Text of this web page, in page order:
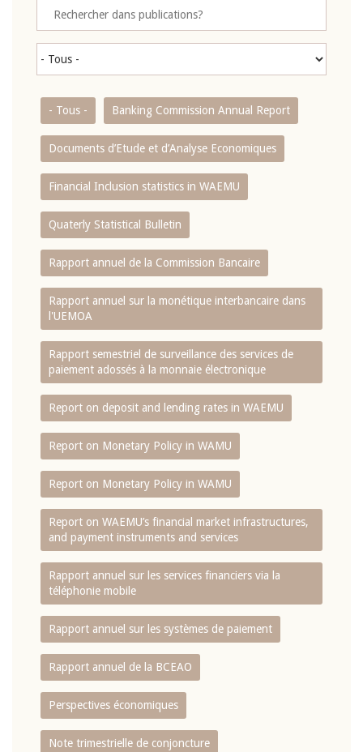
- Tous - Banking Commission Annual Report
Documents d’Etude et d’Analyse Economiques
Financial Inclusion statistics in WAEMU
Quaterly Statistical Bulletin
Rapport annuel de la Commission Bancaire
Rapport annuel sur la monétique interbancaire dans
l'UEMOA
Rapport semestriel de surveillance des services de
paiement adossés à la monnaie électronique
Report on deposit and lending rates in WAEMU
Report on Monetary Policy in WAMU
Report on Monetary Policy in WAMU
Report on WAEMU’s financial market infrastructures,
and payment instruments and services
Rapport annuel sur les services financiers via la
téléphonie mobile
Rapport annuel sur les systèmes de paiement
Rapport annuel de la BCEAO
Perspectives économiques
Note trimestrielle de conjoncture